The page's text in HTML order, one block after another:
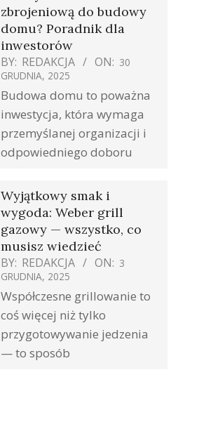
zbrojeniową do budowy
domu? Poradnik dla
inwestorów
BY: REDAKCJA ON: 30
GRUDNIA, 2025
Budowa domu to poważna
inwestycja, która wymaga
przemyślanej organizacji i
odpowiedniego doboru
Wyjątkowy smak i
wygoda: Weber grill
gazowy — wszystko, co
musisz wiedzieć
BY: REDAKCJA ON: 3
GRUDNIA, 2025
Współczesne grillowanie to
coś więcej niż tylko
przygotowywanie jedzenia
— to sposób